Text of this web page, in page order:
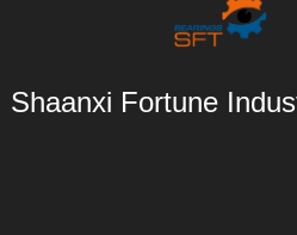
Shaanxi Fortune